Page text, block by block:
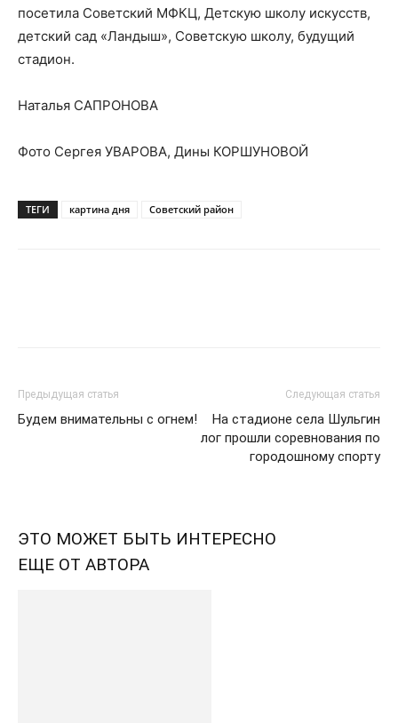
посетила Советский МФКЦ, Детскую школу искусств,
детский сад «Ландыш», Советскую школу, будущий
стадион.
Наталья САПРОНОВА
Фото Сергея УВАРОВА, Дины КОРШУНОВОЙ
ТЕГИ картина дня Советский район
Предыдущая статья
Будем внимательны с огнем!
Следующая статья
На стадионе села Шульгин
лог прошли соревнования по
городошному спорту
ЭТО МОЖЕТ БЫТЬ ИНТЕРЕСНО
ЕЩЕ ОТ АВТОРА